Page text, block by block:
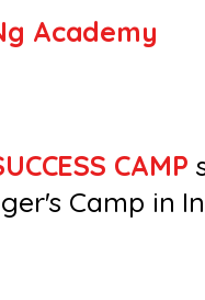
Academy
CAMP
Camp in